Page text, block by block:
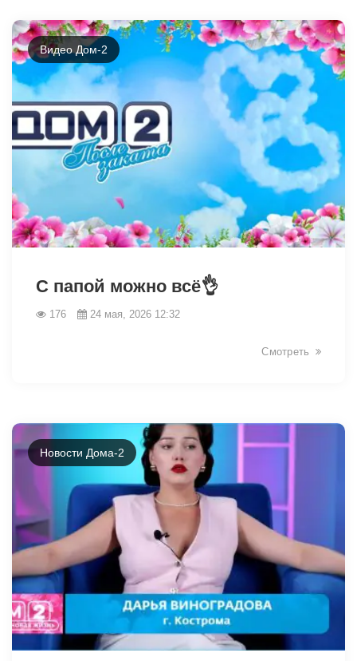
Видео Дом-2
С папой можно всё👌
176 24 мая, 2026 12:32
Смотреть
Новости Дома-2